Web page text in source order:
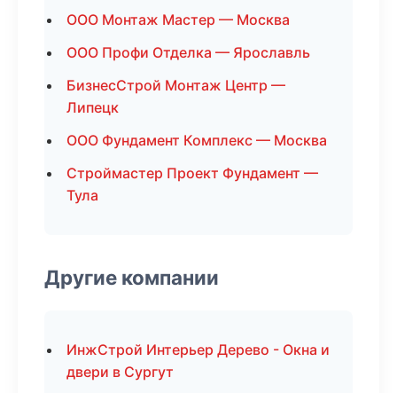
ООО Монтаж Мастер — Москва
ООО Профи Отделка — Ярославль
БизнесСтрой Монтаж Центр —
Липецк
ООО Фундамент Комплекс — Москва
Строймастер Проект Фундамент —
Тула
Другие компании
ИнжСтрой Интерьер Дерево - Окна и
двери в Сургут